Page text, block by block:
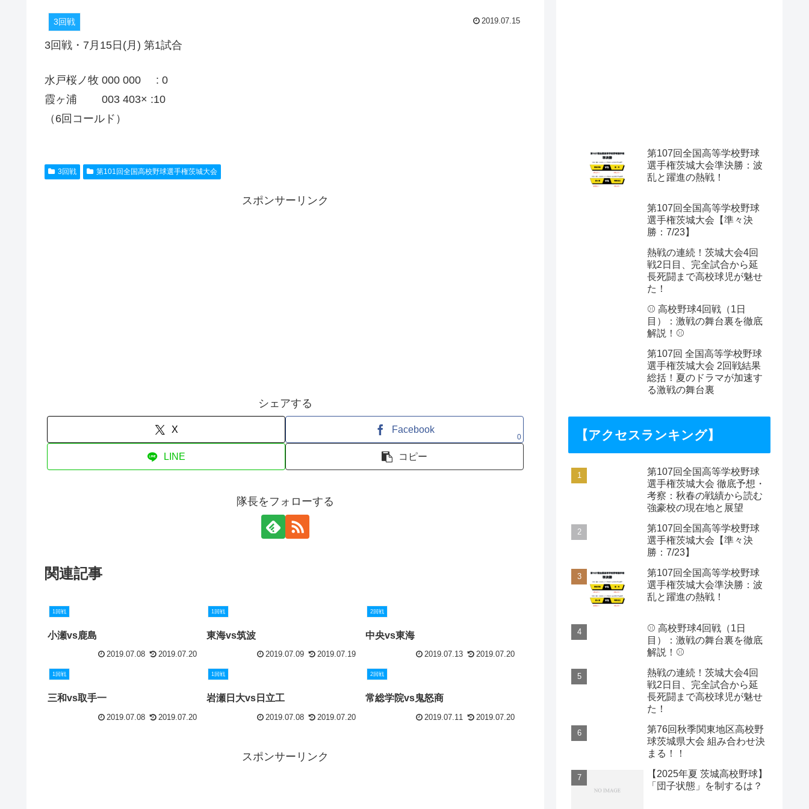
3回戦 2019.07.15
3回戦・7月15日(月) 第1試合
水戸桜ノ牧 000 000 : 0
霞ヶ浦 003 403× :10
（6回コールド）
3回戦 第101回全国高校野球選手権茨城大会
スポンサーリンク
シェアする
X Facebook
0
LINE コピー
隊長をフォローする
関連記事
1回戦
小瀬vs鹿島
2019.07.08 2019.07.20
1回戦
東海vs筑波
2019.07.09 2019.07.19
2回戦
中央vs東海
2019.07.13 2019.07.20
1回戦
三和vs取手一
2019.07.08 2019.07.20
1回戦
岩瀬日大vs日立工
2019.07.08 2019.07.20
2回戦
常総学院vs鬼怒商
2019.07.11 2019.07.20
スポンサーリンク
第107回全国高等学校野球
選手権茨城大会準決勝：波
乱と躍進の熱戦！
第107回全国高等学校野球
選手権茨城大会【準々決
勝：7/23】
熱戦の連続！茨城大会4回
戦2日目、完全試合から延
長死闘まで高校球児が魅せ
た！
⚾️ 高校野球4回戦（1日
目）：激戦の舞台裏を徹底
解説！⚾️
第107回 全国高等学校野球
選手権茨城大会 2回戦結果
総括！夏のドラマが加速す
る激戦の舞台裏
【アクセスランキング】
第107回全国高等学校野球
選手権茨城大会 徹底予想・
考察：秋春の戦績から読む
強豪校の現在地と展望
第107回全国高等学校野球
選手権茨城大会【準々決
勝：7/23】
第107回全国高等学校野球
選手権茨城大会準決勝：波
乱と躍進の熱戦！
⚾️ 高校野球4回戦（1日
目）：激戦の舞台裏を徹底
解説！⚾️
熱戦の連続！茨城大会4回
戦2日目、完全試合から延
長死闘まで高校球児が魅せ
た！
第76回秋季関東地区高校野
球茨城県大会 組み合わせ決
まる！！
【2025年夏 茨城高校野球】
「団子状態」を制するは？